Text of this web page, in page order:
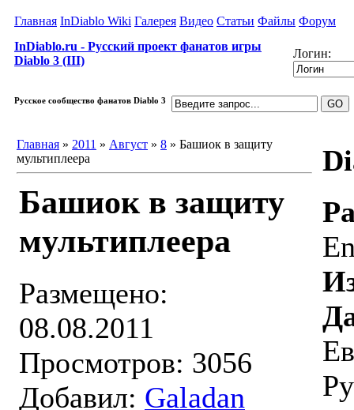
Главная InDiablo Wiki Галерея Видео Статьи Файлы Форум
InDiablo.ru - Русский проект фанатов игры
Diablo 3 (III)
Логин:
Русское сообщество фанатов Diablo 3
Главная » 2011 » Август » 8 » Башиок в защиту
мультиплеера
Башиок в защиту
мультиплеера
Размещено:
08.08.2011
Просмотров: 3056
Добавил: Galadan